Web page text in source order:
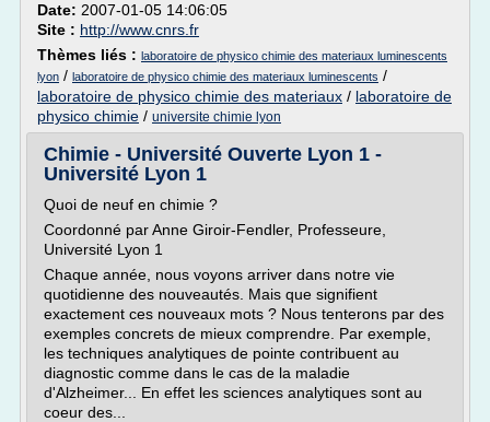
Date: 2007-01-05 14:06:05
Site : http://www.cnrs.fr
Thèmes liés : laboratoire de physico chimie des materiaux luminescents
lyon / laboratoire de physico chimie des materiaux luminescents /
laboratoire de physico chimie des materiaux / laboratoire de
physico chimie / universite chimie lyon
Chimie - Université Ouverte Lyon 1 -
Université Lyon 1
Quoi de neuf en chimie ?
Coordonné par Anne Giroir-Fendler, Professeure,
Université Lyon 1
Chaque année, nous voyons arriver dans notre vie
quotidienne des nouveautés. Mais que signifient
exactement ces nouveaux mots ? Nous tenterons par des
exemples concrets de mieux comprendre. Par exemple,
les techniques analytiques de pointe contribuent au
diagnostic comme dans le cas de la maladie
d'Alzheimer... En effet les sciences analytiques sont au
coeur des...